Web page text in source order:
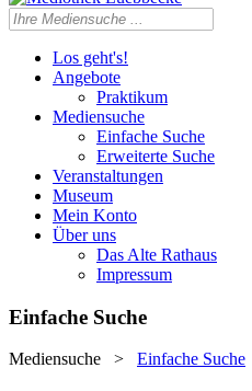
Los geht's!
Angebote
Praktikum
Mediensuche
Einfache Suche
Erweiterte Suche
Veranstaltungen
Museum
Mein Konto
Über uns
Das Alte Rathaus
Impressum
Einfache Suche
Mediensuche > Einfache Suche